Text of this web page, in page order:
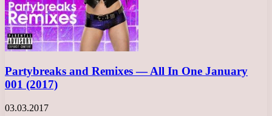
Partybreaks and Remixes — All In One January
001 (2017)
03.03.2017